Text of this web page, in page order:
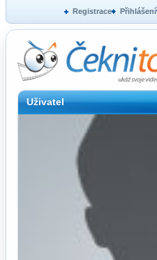
Registrace Přihlášení
Uživatel